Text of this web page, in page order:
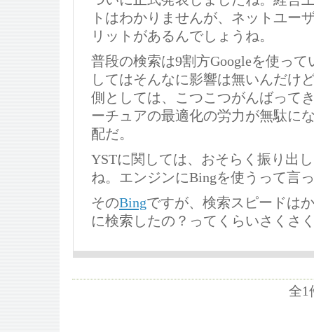
トはわかりませんが、ネットユー
リットがあるんでしょうね。
普段の検索は9割方Googleを使っ
してはそんなに影響は無いんだけ
側としては、こつこつがんばって
ーチュアの最適化の労力が無駄に
配だ。
YSTに関しては、おそらく振り出
ね。エンジンにBingを使うって言
そのBingですが、検索スピードは
に検索したの？ってくらいさくさ
全1